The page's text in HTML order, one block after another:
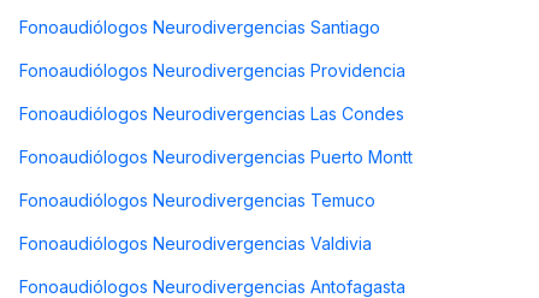
Fonoaudiólogos Neurodivergencias Santiago
Fonoaudiólogos Neurodivergencias Providencia
Fonoaudiólogos Neurodivergencias Las Condes
Fonoaudiólogos Neurodivergencias Puerto Montt
Fonoaudiólogos Neurodivergencias Temuco
Fonoaudiólogos Neurodivergencias Valdivia
Fonoaudiólogos Neurodivergencias Antofagasta